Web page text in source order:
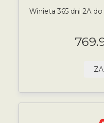
Winieta 365 dni 2A